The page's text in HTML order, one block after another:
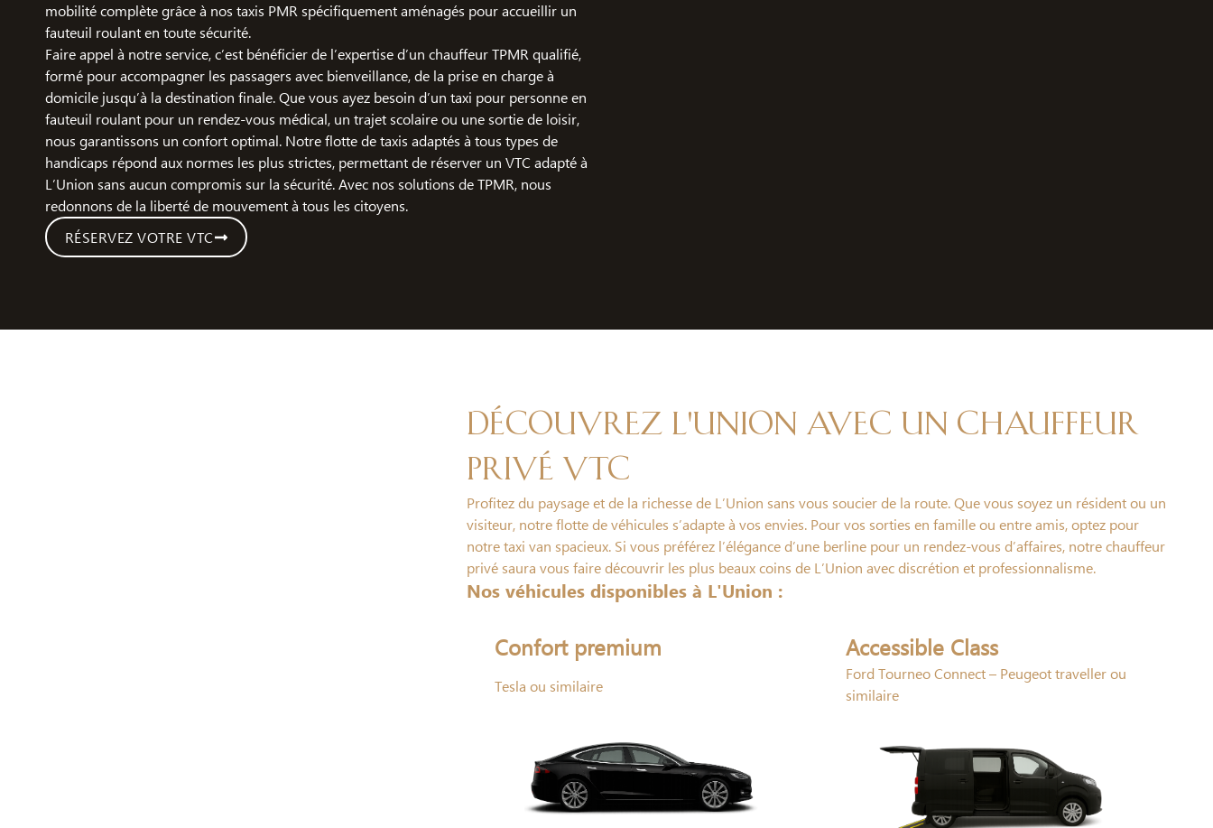
mobilité complète grâce à nos taxis PMR spécifiquement aménagés pour accueillir un
fauteuil roulant en toute sécurité.
Faire appel à notre service, c’est bénéficier de l’expertise d’un chauffeur TPMR qualifié,
formé pour accompagner les passagers avec bienveillance, de la prise en charge à
domicile jusqu’à la destination finale. Que vous ayez besoin d’un taxi pour personne en
fauteuil roulant pour un rendez-vous médical, un trajet scolaire ou une sortie de loisir,
nous garantissons un confort optimal. Notre flotte de taxis adaptés à tous types de
handicaps répond aux normes les plus strictes, permettant de réserver un VTC adapté à
L’Union sans aucun compromis sur la sécurité. Avec nos solutions de TPMR, nous
redonnons de la liberté de mouvement à tous les citoyens.
RÉSERVEZ VOTRE VTC
Découvrez L'Union avec un chauffeur
privé VTC
Profitez du paysage et de la richesse de L’Union sans vous soucier de la route. Que vous soyez un résident ou un
visiteur, notre flotte de véhicules s’adapte à vos envies. Pour vos sorties en famille ou entre amis, optez pour
notre taxi van spacieux. Si vous préférez l’élégance d’une berline pour un rendez-vous d’affaires, notre chauffeur
privé saura vous faire découvrir les plus beaux coins de L’Union avec discrétion et professionnalisme.
Nos véhicules disponibles à L'Union :
Confort premium
Tesla ou similaire
Accessible Class
Ford Tourneo Connect – Peugeot traveller ou
similaire